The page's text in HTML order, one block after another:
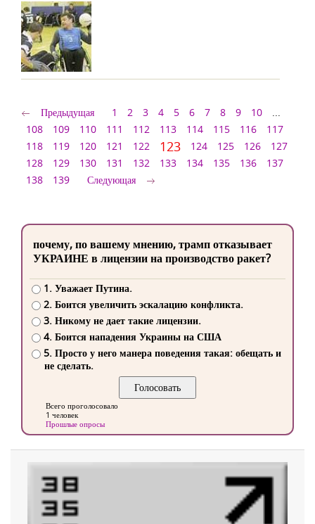
Предыдущая 1 2 3 4 5 6 7 8 9 10
...
108
109 110 111 112 113 114 115 116
117
118
119 120 121 122 123 124 125 126
127
128
129 130 131 132 133 134 135 136
137
138
139 Следующая
почему, по вашему мнению, трамп отказывает
УКРАИНЕ в лицензии на производство ракет?
1. Уважает Путина.
2. Боится увеличить эскалацию конфликта.
3. Никому не дает такие лицензии.
4. Боится нападения Украины на США
5. Просто у него манера поведения такая: обещать и
не сделать.
Всего проголосовало
1 человек
Прошлые опросы